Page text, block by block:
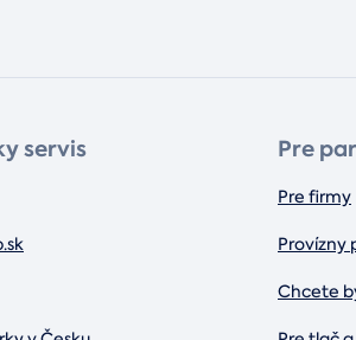
servis Pre
Pre firmy
Provízny
Chcete